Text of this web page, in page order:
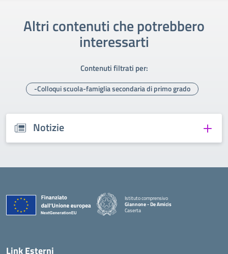
Altri contenuti che potrebbero
interessarti
Contenuti filtrati per:
-Colloqui scuola-famiglia secondaria di primo grado
Notizie
Istituto comprensivo
Giannone - De Amicis
Caserta
Link Esterni